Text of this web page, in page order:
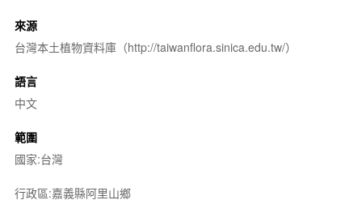
來源
台灣本土植物資料庫（http://taiwanflora.sinica.edu.tw/）
語言
中文
範圍
國家:台灣
行政區:嘉義縣阿里山鄉